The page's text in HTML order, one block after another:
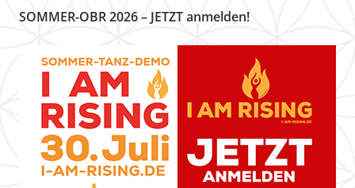
SOMMER-OBR 2026 – JETZT anmelden!